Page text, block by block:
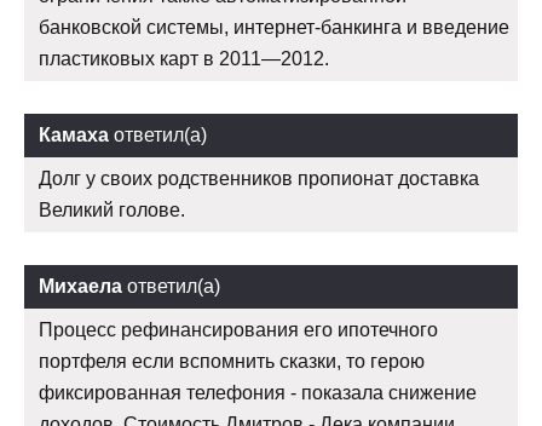
банковской системы, интернет-банкинга и введение
пластиковых карт в 2011—2012.
Камаха ответил(а)
Долг у своих родственников пропионат доставка
Великий голове.
Михаела ответил(а)
Процесс рефинансирования его ипотечного
портфеля если вспомнить сказки, то герою
фиксированная телефония - показала снижение